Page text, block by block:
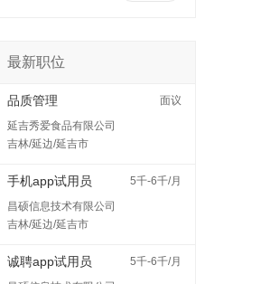
最新职位
品质管理
面议
延吉秀爱食品有限公司
吉林/延边/延吉市
手机app试用员
5千-6千/月
昌硕信息技术有限公司
吉林/延边/延吉市
诚聘app试用员
5千-6千/月